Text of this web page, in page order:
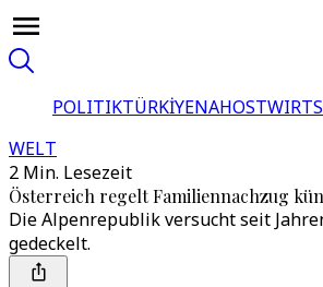
POLITIKTÜRKİYENAHOST
WELT
2 Min. Lesezeit
Österreich regelt Familiennachzug
Die Alpenrepublik versucht seit
gedeckelt.